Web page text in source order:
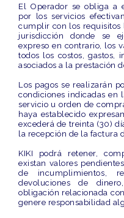
El Operador se obliga a
por los servicios
cumplir con los requisitos
jurisdicción donde se
expreso en contrario, los
todos los costos, gastos,
asociados a la prestación
Los pagos se realizarán
condiciones indicadas en
servicio u orden de
haya establecido
excederá de treinta (30)
la recepción de la factura
KIKI podrá retener,
existan valores
de incumplimientos,
devoluciones de
obligación relacionada
genere responsabilidad